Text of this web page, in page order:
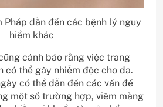
Pháp dẫn đến các bệnh lý nguy
hiểm khác
cảnh báo rằng việc trang
có thể gây nhiễm độc cho da.
có thể dẫn đến các vấn đề
một số trường hợp, viêm màng